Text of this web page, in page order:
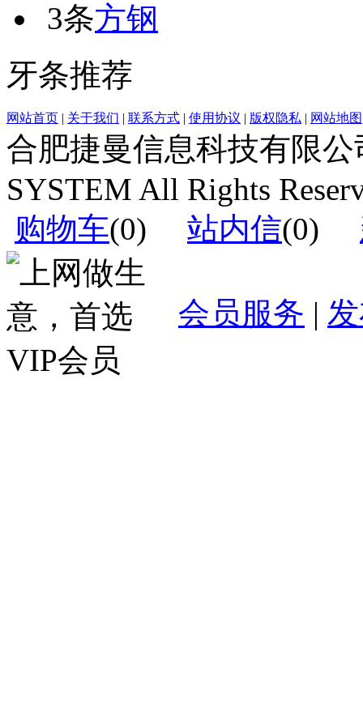
3条方钢
牙条推荐
网站首页 关于我们 联系方式 使用协议 版权隐私 网站地图
合肥捷曼信息科技有限公
SYSTEM All Rights
购物车(0) 站内信(0)
会员服务 |